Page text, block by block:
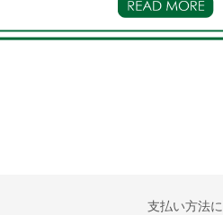
支払い方法